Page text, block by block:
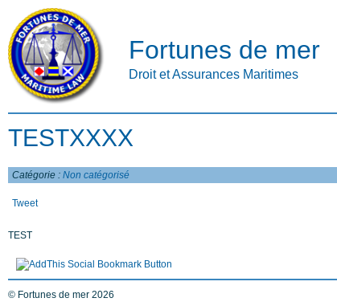
Fortunes de mer
Droit et Assurances Maritimes
TESTXXXX
Catégorie : Non catégorisé
Tweet
TEST
© Fortunes de mer 2026